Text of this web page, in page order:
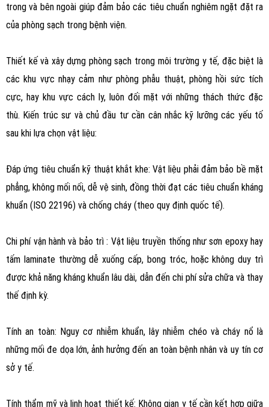
trong và bên ngoài giúp đảm bảo các tiêu chuẩn nghiêm ngặt đặt ra
của phòng sạch trong bệnh viện.
Thiết kế và xây dựng phòng sạch trong môi trường y tế, đặc biệt là
các khu vực nhạy cảm như phòng phẫu thuật, phòng hồi sức tích
cực, hay khu vực cách ly, luôn đối mặt với những thách thức đặc
thù. Kiến trúc sư và chủ đầu tư cần cân nhắc kỹ lưỡng các yếu tố
sau khi lựa chọn vật liệu:
Đáp ứng tiêu chuẩn kỹ thuật khắt khe: Vật liệu phải đảm bảo bề mặt
phẳng, không mối nối, dễ vệ sinh, đồng thời đạt các tiêu chuẩn kháng
khuẩn (ISO 22196) và chống cháy (theo quy định quốc tế).
Chi phí vận hành và bảo trì : Vật liệu truyền thống như sơn epoxy hay
tấm laminate thường dễ xuống cấp, bong tróc, hoặc không duy trì
được khả năng kháng khuẩn lâu dài, dẫn đến chi phí sửa chữa và thay
thế định kỳ.
Tính an toàn: Nguy cơ nhiễm khuẩn, lây nhiễm chéo và cháy nổ là
những mối đe dọa lớn, ảnh hưởng đến an toàn bệnh nhân và uy tín cơ
sở y tế.
Tính thẩm mỹ và linh hoạt thiết kế: Không gian y tế cần kết hợp giữa